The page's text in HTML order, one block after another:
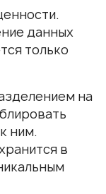
данных
только
на
ним.
в